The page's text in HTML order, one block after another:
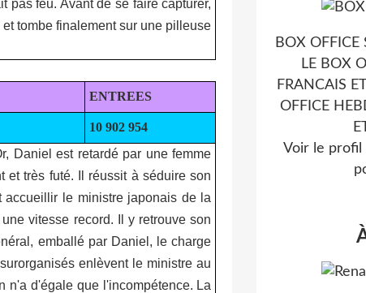
pas feu. Avant de se faire capturer,
tombe finalement sur une pilleuse
ENTREES
10 902 954
Daniel est retardé par une femme
et très futé. Il réussit à séduire son
accueillir le ministre japonais de la
vitesse record. Il y retrouve son
emballé par Daniel, le charge
enlèvent le ministre au
n'a d'égale que l'incompétence. La
BOX OFFICE
LE BOX
FRANCAIS
OFFICE
Voir le